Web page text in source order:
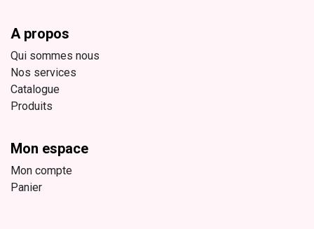
A propos
Qui sommes nous
Nos services
Catalogue
Produits
Mon espace
Mon compte
Panier